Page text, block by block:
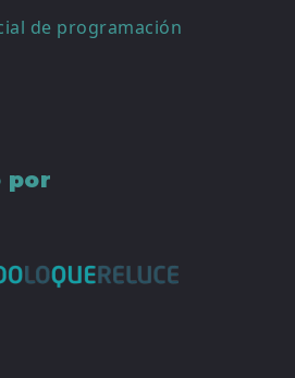
de programación
por